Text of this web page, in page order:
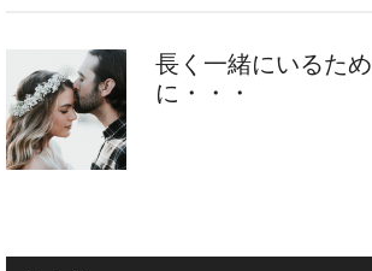
長く一緒にいるため
に・・・